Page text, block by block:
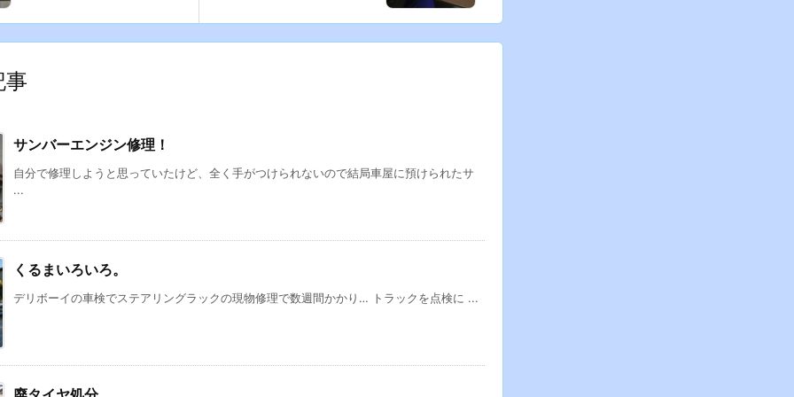
事
サンバーエンジン修理！
自分で修理しようと思っていたけど、全く手がつけられないので結局車屋に預けられたサ
...
くるまいろいろ。
デリボーイの車検でステアリングラックの現物修理で数週間かかり… トラックを点検に ...